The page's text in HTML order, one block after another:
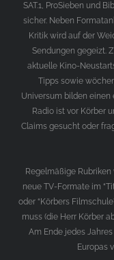
SAT.1, ProSieben und
sicher. Neben
Kritik wird auf der
Sendungen gegeizt.
aktuelle Kino-
Tipps sowie
Universum bilden einen
Radio ist vor Körber
Claims gesucht oder
Regelmäßige Rubriken
neue TV-Formate im
oder “Körbers
muss (die Herr Körber
Am Ende jedes
Europas